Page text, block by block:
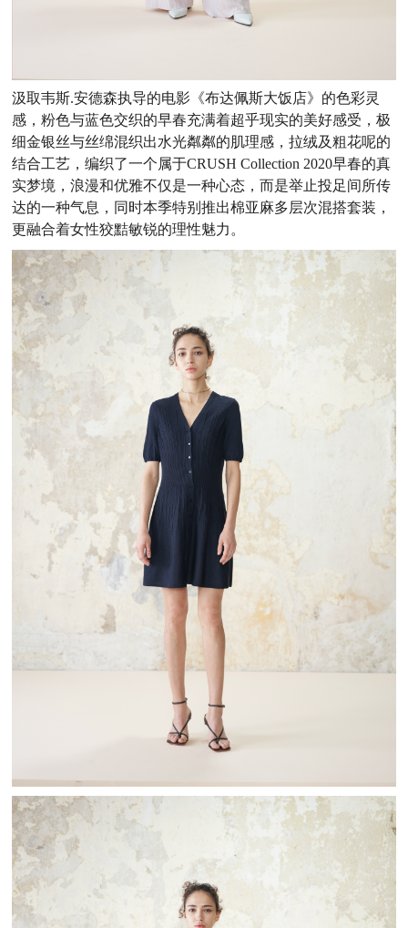
汲取韦斯.安德森执导的电影《布达佩斯大饭店》的色彩灵
感，粉色与蓝色交织的早春充满着超乎现实的美好感受，极
细金银丝与丝绵混织出水光粼粼的肌理感，拉绒及粗花呢的
结合工艺，编织了一个属于CRUSH Collection 2020早春的真
实梦境，浪漫和优雅不仅是一种心态，而是举止投足间所传
达的一种气息，同时本季特别推出棉亚麻多层次混搭套装，
更融合着女性狡黠敏锐的理性魅力。